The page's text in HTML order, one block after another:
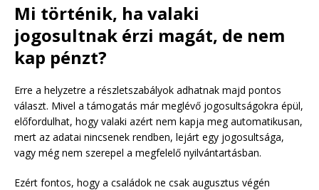
Mi történik, ha valaki
jogosultnak érzi magát, de nem
kap pénzt?
Erre a helyzetre a részletszabályok adhatnak majd pontos
választ. Mivel a támogatás már meglévő jogosultságokra épül,
előfordulhat, hogy valaki azért nem kapja meg automatikusan,
mert az adatai nincsenek rendben, lejárt egy jogosultsága,
vagy még nem szerepel a megfelelő nyilvántartásban.
Ezért fontos, hogy a családok ne csak augusztus végén